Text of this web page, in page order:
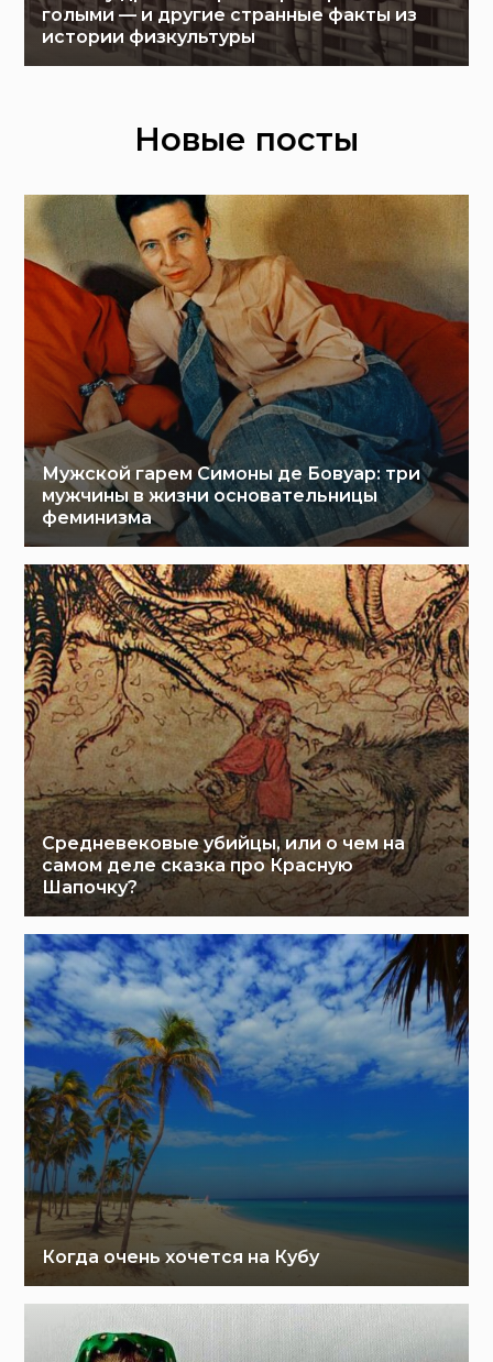
голыми — и другие странные факты из
истории физкультуры
Новые посты
Мужской гарем Симоны де Бовуар: три
мужчины в жизни основательницы
феминизма
Средневековые убийцы, или о чем на
самом деле сказка про Красную
Шапочку?
Когда очень хочется на Кубу